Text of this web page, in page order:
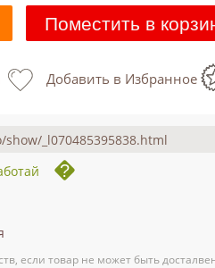
Поместить в
Добавить в Избранное
если товар не может быть